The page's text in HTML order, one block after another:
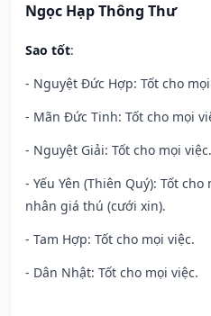
Ngọc Hạp Thông Thư
Sao tốt:
- Nguyệt Đức Hợp: Tốt cho
- Mãn Đức Tinh: Tốt cho mọi
- Nguyệt Giải: Tốt cho mọi việc.
- Yếu Yên (Thiên Quý): Tốt
nhân giá thú (cưới xin).
- Tam Hợp: Tốt cho mọi việc.
- Dân Nhật: Tốt cho mọi việc.